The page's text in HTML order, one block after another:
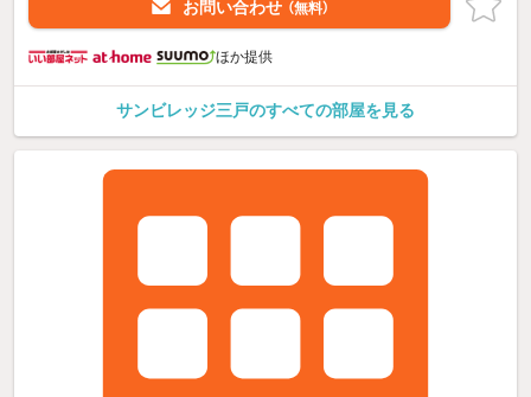
お問い合わせ （無料）
ほか提供
サンビレッジ三戸のすべての部屋を見る